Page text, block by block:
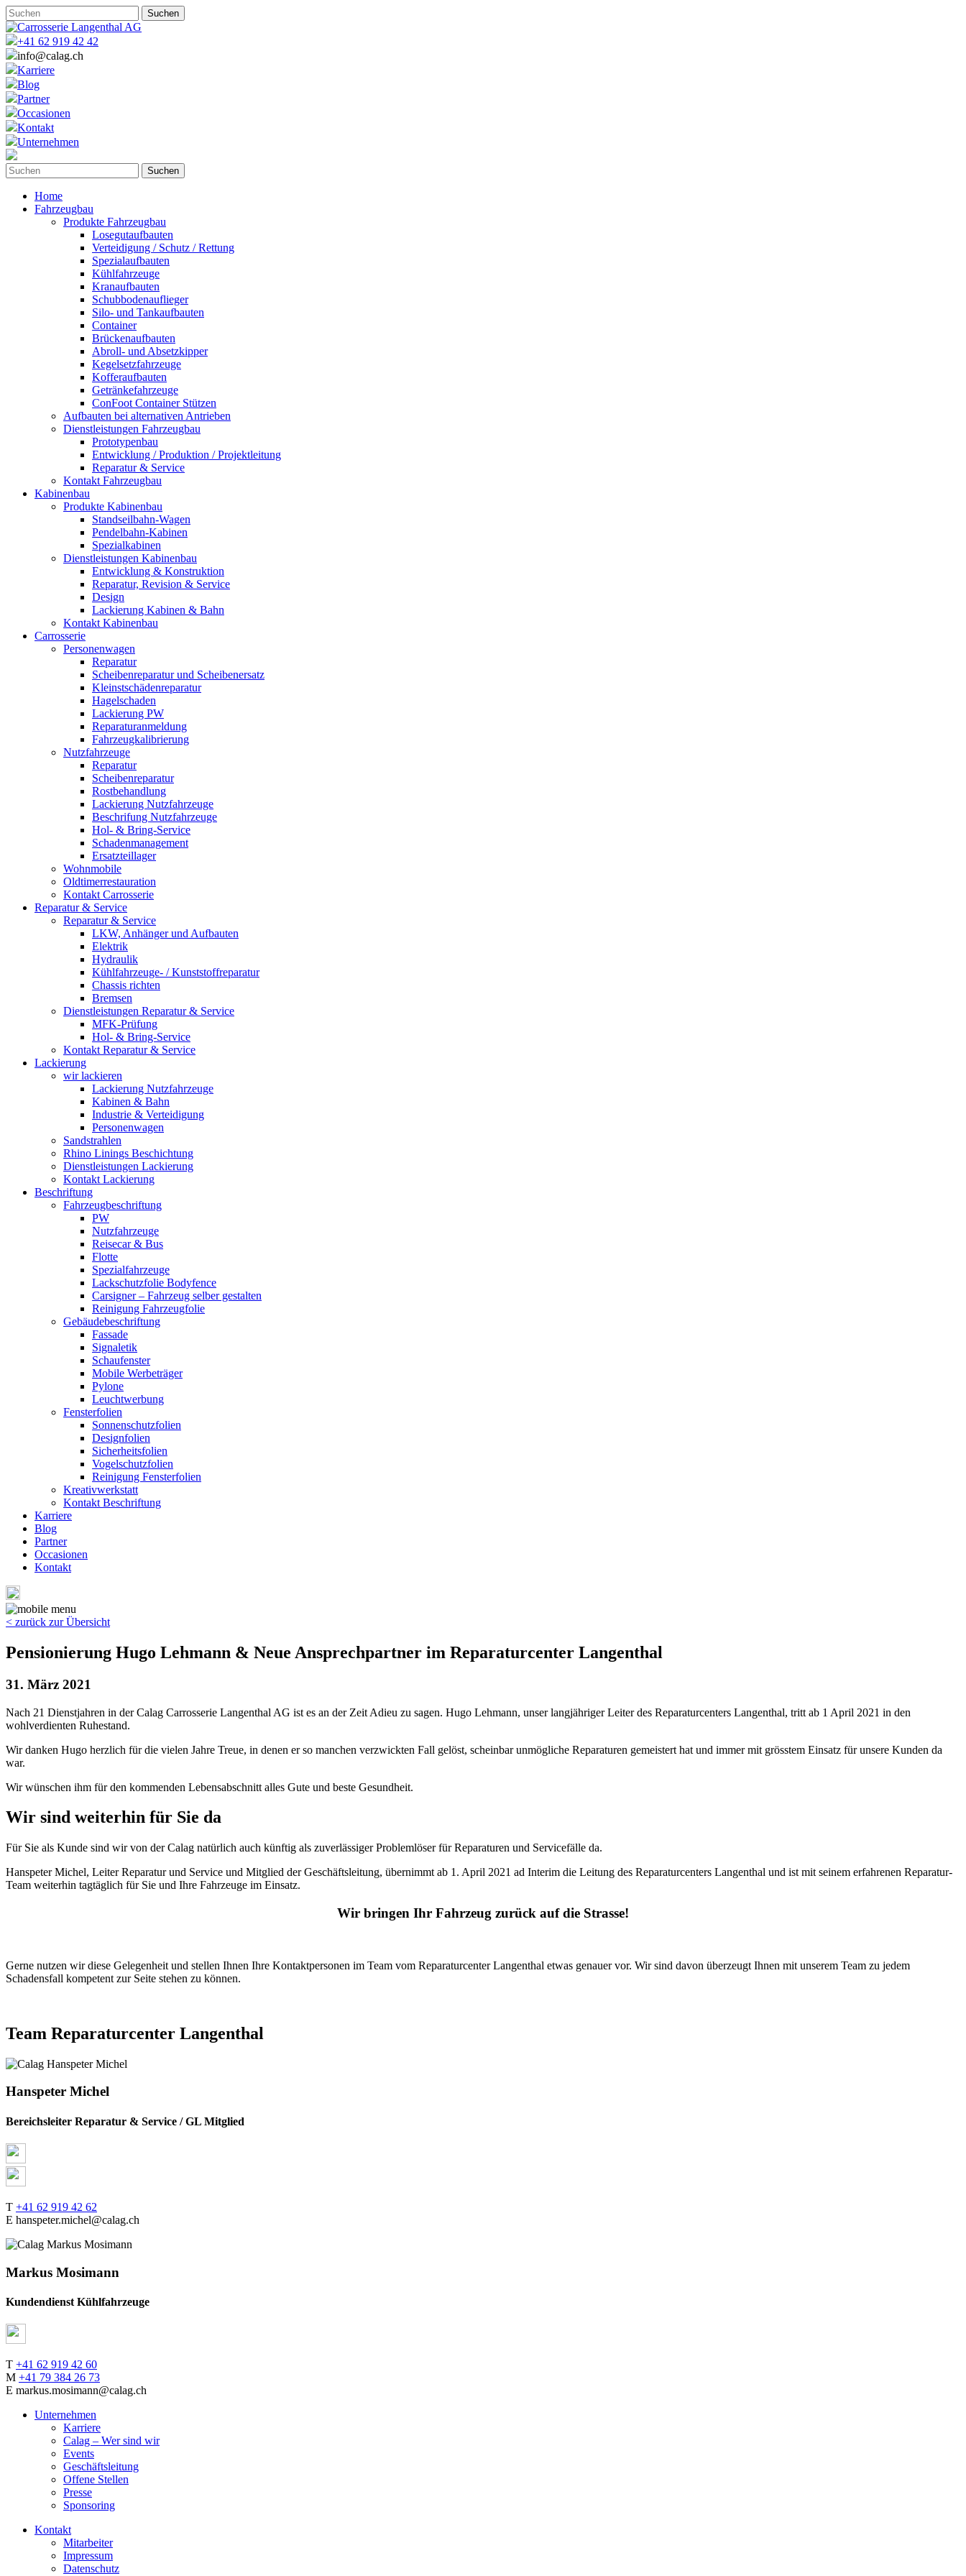
+41 62 919 42 42
info@calag.ch
Karriere
Blog
Partner
Occasionen
Kontakt
Unternehmen
Home
Fahrzeugbau
Produkte Fahrzeugbau
Losegutaufbauten
Verteidigung / Schutz / Rettung
Spezialaufbauten
Kühlfahrzeuge
Kranaufbauten
Schubbodenauflieger
Silo- und Tankaufbauten
Container
Brückenaufbauten
Abroll- und Absetzkipper
Kegelsetzfahrzeuge
Kofferaufbauten
Getränkefahrzeuge
ConFoot Container Stützen
Aufbauten bei alternativen Antrieben
Dienstleistungen Fahrzeugbau
Prototypenbau
Entwicklung / Produktion / Projektleitung
Reparatur & Service
Kontakt Fahrzeugbau
Kabinenbau
Produkte Kabinenbau
Standseilbahn-Wagen
Pendelbahn-Kabinen
Spezialkabinen
Dienstleistungen Kabinenbau
Entwicklung & Konstruktion
Reparatur, Revision & Service
Design
Lackierung Kabinen & Bahn
Kontakt Kabinenbau
Carrosserie
Personenwagen
Reparatur
Scheibenreparatur und Scheibenersatz
Kleinstschädenreparatur
Hagelschaden
Lackierung PW
Reparaturanmeldung
Fahrzeugkalibrierung
Nutzfahrzeuge
Reparatur
Scheibenreparatur
Rostbehandlung
Lackierung Nutzfahrzeuge
Beschrifung Nutzfahrzeuge
Hol- & Bring-Service
Schadenmanagement
Ersatzteillager
Wohnmobile
Oldtimerrestauration
Kontakt Carrosserie
Reparatur & Service
Reparatur & Service
LKW, Anhänger und Aufbauten
Elektrik
Hydraulik
Kühlfahrzeuge- / Kunststoffreparatur
Chassis richten
Bremsen
Dienstleistungen Reparatur & Service
MFK-Prüfung
Hol- & Bring-Service
Kontakt Reparatur & Service
Lackierung
wir lackieren
Lackierung Nutzfahrzeuge
Kabinen & Bahn
Industrie & Verteidigung
Personenwagen
Sandstrahlen
Rhino Linings Beschichtung
Dienstleistungen Lackierung
Kontakt Lackierung
Beschriftung
Fahrzeugbeschriftung
PW
Nutzfahrzeuge
Reisecar & Bus
Flotte
Spezialfahrzeuge
Lackschutzfolie Bodyfence
Carsigner – Fahrzeug selber gestalten
Reinigung Fahrzeugfolie
Gebäudebeschriftung
Fassade
Signaletik
Schaufenster
Mobile Werbeträger
Pylone
Leuchtwerbung
Fensterfolien
Sonnenschutzfolien
Designfolien
Sicherheitsfolien
Vogelschutzfolien
Reinigung Fensterfolien
Kreativwerkstatt
Kontakt Beschriftung
Karriere
Blog
Partner
Occasionen
Kontakt
< zurück zur Übersicht
Pensionierung Hugo Lehmann & Neue Ansprechpartner im Reparaturcenter Langenthal
31. März 2021
Nach 21 Dienstjahren in der Calag Carrosserie Langenthal AG ist es an der Zeit Adieu zu sagen. Hugo Lehmann, unser langjähriger Leiter des Reparaturcenters Langenthal, tritt ab 1 April 2021 in den
wohlverdienten Ruhestand.
Wir danken Hugo herzlich für die vielen Jahre Treue, in denen er so manchen verzwickten Fall gelöst, scheinbar unmögliche Reparaturen gemeistert hat und immer mit grösstem Einsatz für unsere Kunden da
war.
Wir wünschen ihm für den kommenden Lebensabschnitt alles Gute und beste Gesundheit.
Wir sind weiterhin für Sie da
Für Sie als Kunde sind wir von der Calag natürlich auch künftig als zuverlässiger Problemlöser für Reparaturen und Servicefälle da.
Hanspeter Michel, Leiter Reparatur und Service und Mitglied der Geschäftsleitung, übernimmt ab 1. April 2021 ad Interim die Leitung des Reparaturcenters Langenthal und ist mit seinem erfahrenen Reparatur-
Team weiterhin tagtäglich für Sie und Ihre Fahrzeuge im Einsatz.
Wir bringen Ihr Fahrzeug zurück auf die Strasse!
Gerne nutzen wir diese Gelegenheit und stellen Ihnen Ihre Kontaktpersonen im Team vom Reparaturcenter Langenthal etwas genauer vor. Wir sind davon überzeugt Ihnen mit unserem Team zu jedem
Schadensfall kompetent zur Seite stehen zu können.
Team Reparaturcenter Langenthal
Hanspeter Michel
Bereichsleiter Reparatur & Service / GL Mitglied
T +41 62 919 42 62
E hanspeter.michel@calag.ch
Markus Mosimann
Kundendienst Kühlfahrzeuge
T +41 62 919 42 60
M +41 79 384 26 73
E markus.mosimann@calag.ch
Unternehmen
Karriere
Calag – Wer sind wir
Events
Geschäftsleitung
Offene Stellen
Presse
Sponsoring
Kontakt
Mitarbeiter
Impressum
Datenschutz